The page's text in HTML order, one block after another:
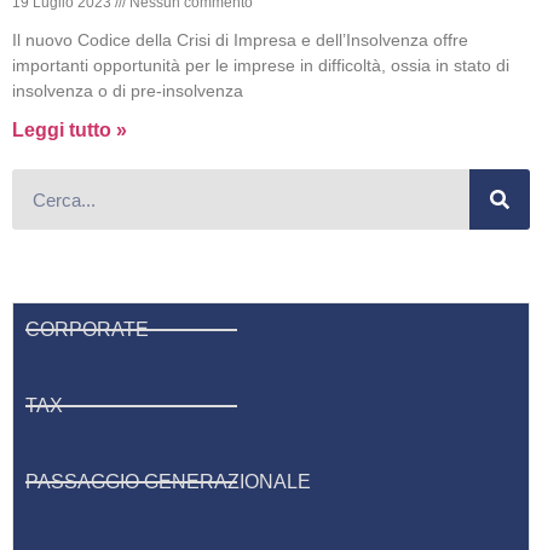
Il nuovo Codice della Crisi di Impresa e dell’Insolvenza offre
importanti opportunità per le imprese in difficoltà, ossia in stato di
insolvenza o di pre-insolvenza
Leggi tutto »
CORPORATE
TAX
PASSAGGIO GENERAZIONALE